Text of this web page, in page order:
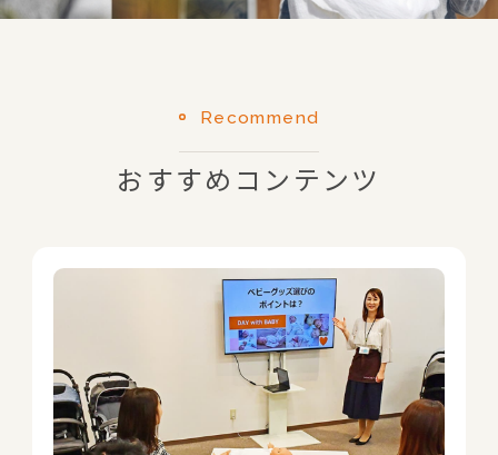
Recommend
おすすめコンテンツ